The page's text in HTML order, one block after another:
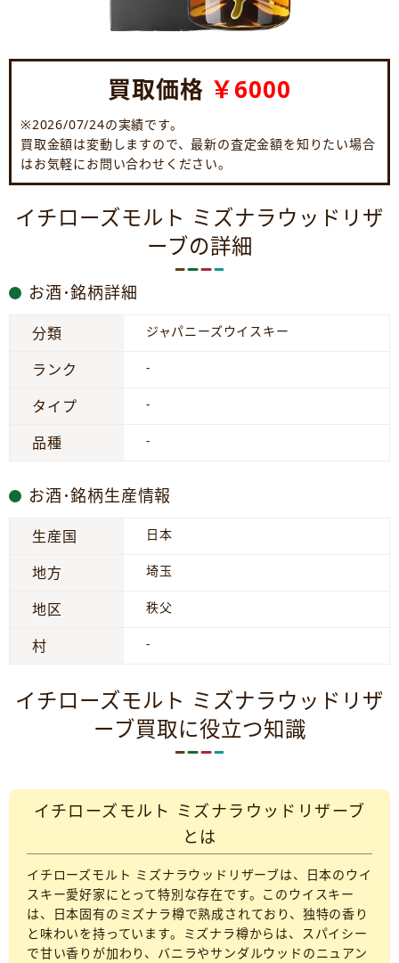
買取価格 ￥6000
※2026/07/24の実績です。
買取金額は変動しますので、最新の査定金額を知りたい場合
はお気軽にお問い合わせください。
イチローズモルト ミズナラウッドリザ
ーブの詳細
お酒･銘柄詳細
分類 ジャパニーズウイスキー
ランク -
タイプ -
品種 -
お酒･銘柄生産情報
生産国 日本
地方 埼玉
地区 秩父
村 -
イチローズモルト ミズナラウッドリザ
ーブ買取に役立つ知識
イチローズモルト ミズナラウッドリザーブ
とは
イチローズモルト ミズナラウッドリザーブは、日本のウイ
スキー愛好家にとって特別な存在です。このウイスキー
は、日本固有のミズナラ樽で熟成されており、独特の香り
と味わいを持っています。ミズナラ樽からは、スパイシー
で甘い香りが加わり、バニラやサンダルウッドのニュアン